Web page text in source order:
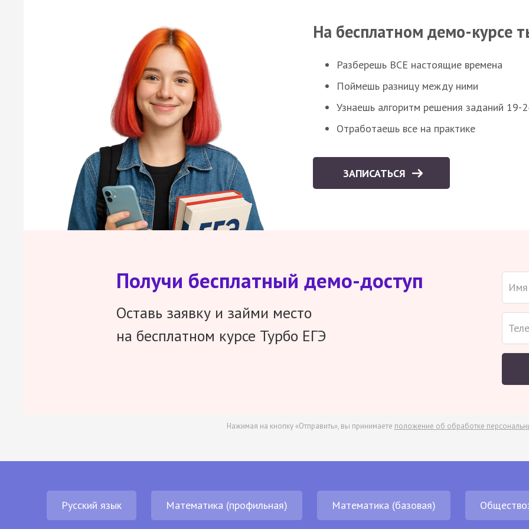
На бесплатном демо-курсе
Разберешь ВСЕ настоящие времена
Поймешь разницу между ними
Узнаешь алгоритм решения заданий 19-
Отработаешь все на практике
ЗАПИСАТЬСЯ
Получи бесплатный демо-доступ
Оставь заявку и займи место
на бесплатном курсе Турбо ЕГЭ
Нажимая на кнопку «Отправить», вы принимаете положение об обработке
Русский язык Математика (профильная) Математика (базовая)